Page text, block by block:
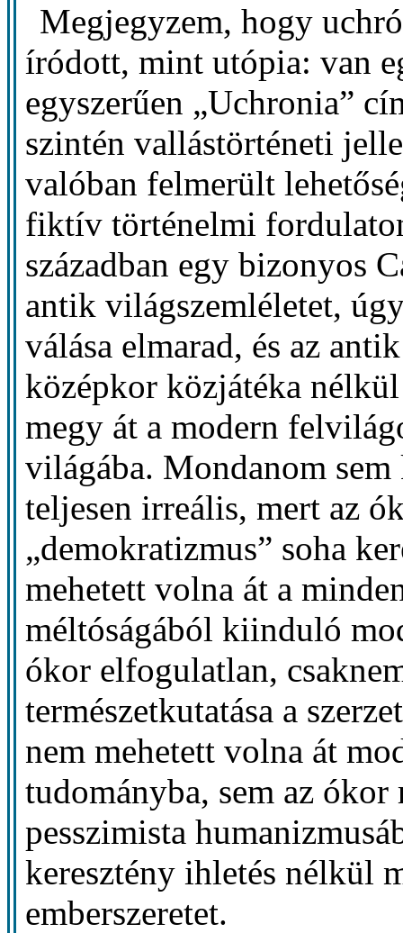
Megjegyzem, hogy
íródott, mint utópia: van
egyszerűen „Uchronia”
szintén vallástörténeti
valóban felmerült
fiktív történelmi
században egy bizonyos
antik világszemléletet,
válása elmarad, és az
középkor közjátéka
megy át a modern
világába. Mondanom sem
teljesen irreális, mert az
„demokratizmus” soha
mehetett volna át a
méltóságából kiinduló
ókor elfogulatlan,
természetkutatása a
nem mehetett volna át
tudományba, sem az ókor
pesszimista
keresztény ihletés nélkül
emberszeretet.